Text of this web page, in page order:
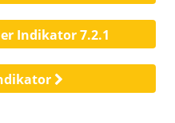
Indikator 7.2.1